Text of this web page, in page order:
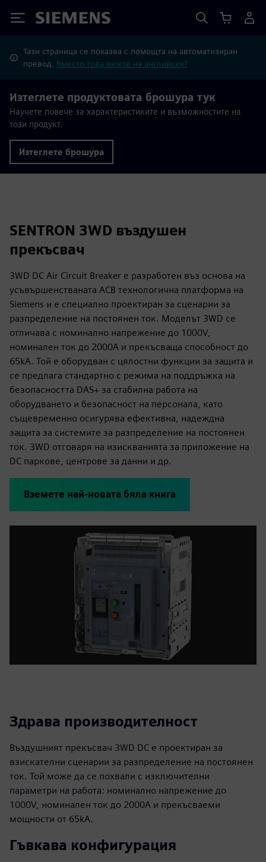
Siemens
Тази страница се показва с помощта на автоматизиран
превод. Вместо това вижте на английски?
Изтеглете продуктовата брошура тук
Научете повече за характеристиките и възможностите на
този продукт.
Изтеглете брошура
SENTRON 3WD въздушен
прекъсвач
3WD DC Air Circuit Breaker е разработен въз основа на
усъвършенстваната ACB технологична платформа на
Siemens и е специално проектиран за сценарии за
разпределение на постоянен ток. Моделът 3WD се
отличава с номинално напрежение до 1000V,
номинален ток до 2000A и прекъсваща способност до
65kA. Той е оборудван с цялостни функции за защита и
се предлага стандартно с режима на поддръжка на
безопасността DAS+ за стабилна работа на
оборудването и безопасност на персонала, като
същевременно осигурява ефективна, надеждна
защита за системите за разпределение на постоянен
ток. 3WD отговаря на изискванията за приложение на
DC паркове, центрове за данни и др.
Вземете най-новата бяла книга
Здрава производителност
Въздушният прекъсвач 3WD DC е проектиран за
взискателни сценарии за разпределение на постоянен
ток. Той може да се похвали с изключителни
параметри на работа: номинално напрежение до
1000V, номинален ток до 2000A и прекъсваеми
мощности от 65kA.
Гъвкава конфигурация